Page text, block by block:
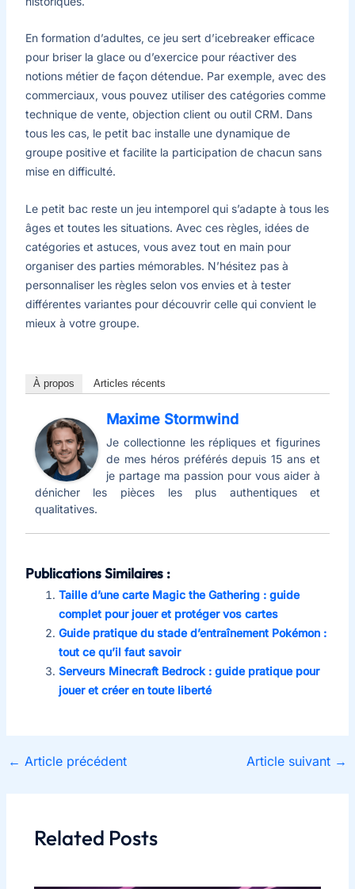
En formation d’adultes, ce jeu sert d’icebreaker efficace
pour briser la glace ou d’exercice pour réactiver des
notions métier de façon détendue. Par exemple, avec des
commerciaux, vous pouvez utiliser des catégories comme
technique de vente, objection client ou outil CRM. Dans
tous les cas, le petit bac installe une dynamique de
groupe positive et facilite la participation de chacun sans
mise en difficulté.
Le petit bac reste un jeu intemporel qui s’adapte à tous les
âges et toutes les situations. Avec ces règles, idées de
catégories et astuces, vous avez tout en main pour
organiser des parties mémorables. N’hésitez pas à
personnaliser les règles selon vos envies et à tester
différentes variantes pour découvrir celle qui convient le
mieux à votre groupe.
À propos Articles récents
Maxime Stormwind
Je collectionne les répliques et figurines
de mes héros préférés depuis 15 ans et
je partage ma passion pour vous aider à
dénicher les pièces les plus authentiques et
qualitatives.
Publications Similaires :
Taille d’une carte Magic the Gathering : guide
complet pour jouer et protéger vos cartes
Guide pratique du stade d’entraînement Pokémon :
tout ce qu’il faut savoir
Serveurs Minecraft Bedrock : guide pratique pour
jouer et créer en toute liberté
← Article précédent Article suivant →
Related Posts